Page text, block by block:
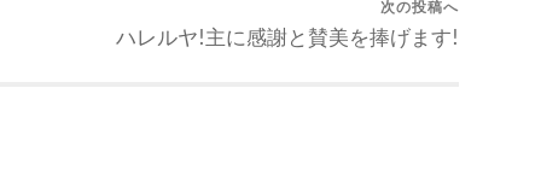
次の投稿へ
ハレルヤ!主に感謝と賛美を捧げます!